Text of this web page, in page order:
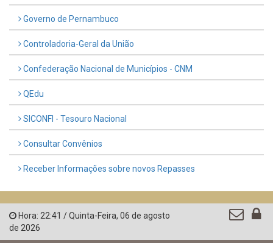
Governo de Pernambuco
Controladoria-Geral da União
Confederação Nacional de Municípios - CNM
QEdu
SICONFI - Tesouro Nacional
Consultar Convênios
Receber Informações sobre novos Repasses
Hora: 22:41 /Quinta-Feira, 06 de agosto
de 2026